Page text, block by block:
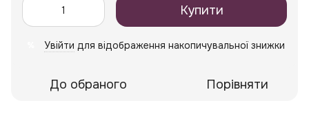
Купити
Увійти для відображення накопичувальної знижки
До обраного Порівняти